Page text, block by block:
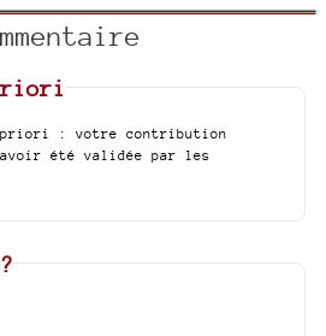
priori : votre contribution
avoir été validée par les